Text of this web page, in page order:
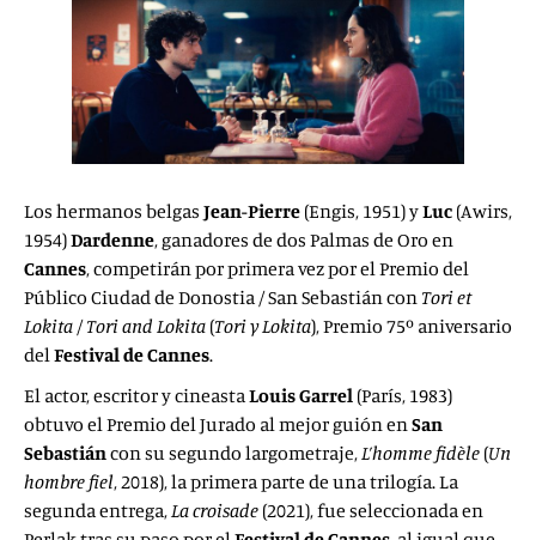
Los hermanos belgas Jean-Pierre (Engis, 1951) yLuc (Awirs,
1954)Dardenne, ganadores de dos Palmas de Oro en
Cannes, competirán por primera vez por el Premio del
Público Ciudad de Donostia / San Sebastián con Tori et
Lokita /Tori and Lokita (Tori y Lokita), Premio 75º aniversario
del Festival de Cannes.
El actor, escritor y cineasta Louis Garrel (París, 1983)
obtuvo el Premio del Jurado al mejor guión en San
Sebastián con su segundo largometraje, L’homme fidèle (Un
hombre fiel, 2018), la primera parte de una trilogía. La
segunda entrega, La croisade (2021), fue seleccionada en